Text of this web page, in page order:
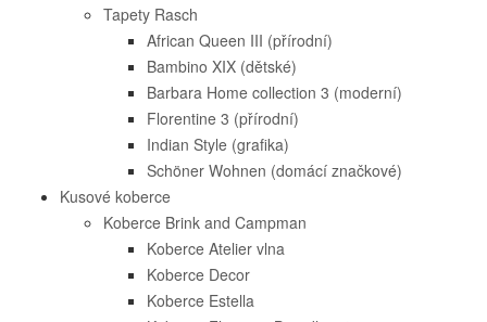
Tapety Rasch
African Queen III (přírodní)
Bambino XIX (dětské)
Barbara Home collection 3 (moderní)
Florentine 3 (přírodní)
Indian Style (grafika)
Schöner Wohnen (domácí značkové)
Kusové koberce
Koberce Brink and Campman
Koberce Atelier vlna
Koberce Decor
Koberce Estella